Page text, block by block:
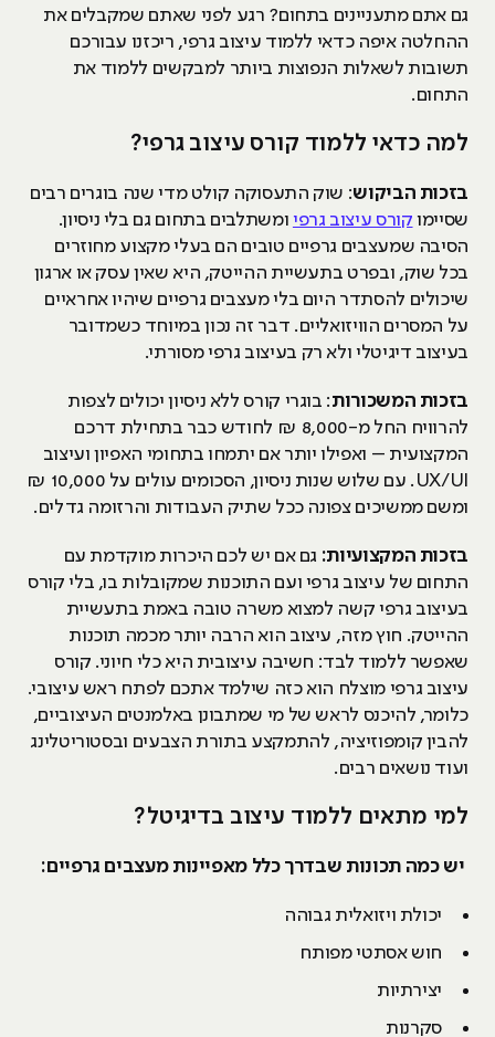
גם אתם מתעניינים בתחום? רגע לפני שאתם שמקבלים את
ההחלטה איפה כדאי ללמוד עיצוב גרפי, ריכזנו עבורכם
תשובות לשאלות הנפוצות ביותר למבקשים ללמוד את
התחום.
למה כדאי ללמוד קורס עיצוב גרפי?
בזכות הביקוש: שוק התעסוקה קולט מדי שנה בוגרים רבים
שסיימו קורס עיצוב גרפי ומשתלבים בתחום גם בלי ניסיון.
הסיבה שמעצבים גרפיים טובים הם בעלי מקצוע מחוזרים
בכל שוק, ובפרט בתעשיית ההייטק, היא שאין עסק או ארגון
שיכולים להסתדר היום בלי מעצבים גרפיים שיהיו אחראיים
על המסרים הוויזואליים. דבר זה נכון במיוחד כשמדובר
בעיצוב דיגיטלי ולא רק בעיצוב גרפי מסורתי.
בזכות המשכורות: בוגרי קורס ללא ניסיון יכולים לצפות
להרוויח החל מ-8,000 ₪ לחודש כבר בתחילת דרכם
המקצועית – ואפילו יותר אם יתמחו בתחומי האפיון ועיצוב
UX/UI. עם שלוש שנות ניסיון, הסכומים עולים על 10,000 ₪
ומשם ממשיכים צפונה ככל שתיק העבודות והרזומה גדלים.
בזכות המקצועיות: גם אם יש לכם היכרות מוקדמת עם
התחום של עיצוב גרפי ועם התוכנות שמקובלות בו, בלי קורס
בעיצוב גרפי קשה למצוא משרה טובה באמת בתעשיית
ההייטק. חוץ מזה, עיצוב הוא הרבה יותר מכמה תוכנות
שאפשר ללמוד לבד: חשיבה עיצובית היא כלי חיוני. קורס
עיצוב גרפי מוצלח הוא כזה שילמד אתכם לפתח ראש עיצובי.
כלומר, להיכנס לראש של מי שמתבונן באלמנטים העיצוביים,
להבין קומפוזיציה, להתמקצע בתורת הצבעים ובסטוריטלינג
ועוד נושאים רבים.
למי מתאים ללמוד עיצוב בדיגיטל?
יש כמה תכונות שבדרך כלל מאפיינות מעצבים גרפיים:
יכולת ויזואלית גבוהה
חוש אסתטי מפותח
יצירתיות
סקרנות